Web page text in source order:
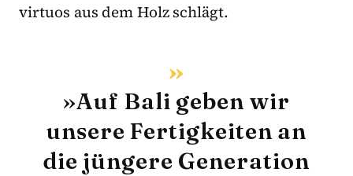
virtuos aus dem Holz schlägt.
»Auf Bali geben wir
unsere Fertigkeiten an
die jüngere Generation